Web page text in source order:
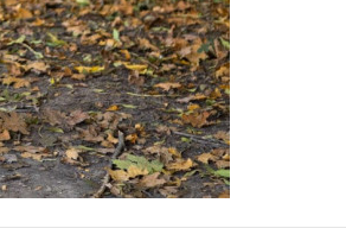
Кофти
Светри
Світшоти
Худі
Боди